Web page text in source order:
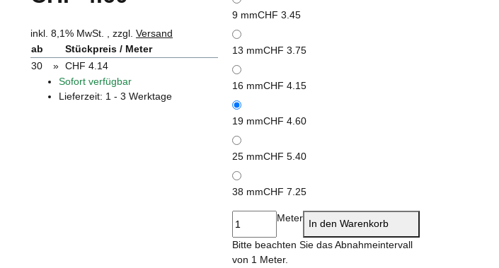
inkl. 8,1% MwSt. , zzgl. Versand
ab
Stückpreis / Meter
30
» CHF 4.14
Sofort verfügbar
Lieferzeit: 1 - 3 Werktage
9 mmCHF 3.45
13 mmCHF 3.75
16 mmCHF 4.15
19 mmCHF 4.60
25 mmCHF 5.40
38 mmCHF 7.25
Meter In den Warenkorb
x
Bitte beachten Sie das Abnahmeintervall
von 1 Meter.